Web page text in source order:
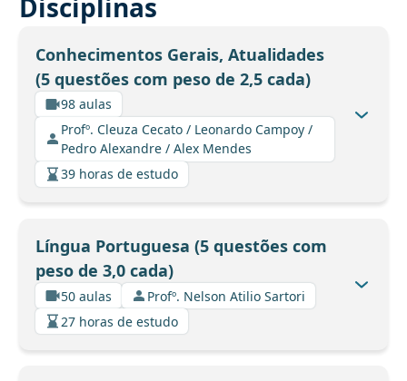
Disciplinas
Conhecimentos Gerais, Atualidades
(5 questões com peso de 2,5 cada)
98 aulas
Profº. Cleuza Cecato / Leonardo Campoy /
Pedro Alexandre / Alex Mendes
39 horas de estudo
Língua Portuguesa (5 questões com
peso de 3,0 cada)
50 aulas
Profº. Nelson Atilio Sartori
27 horas de estudo